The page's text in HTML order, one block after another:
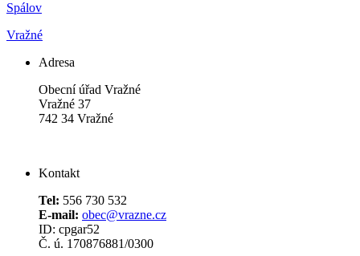
Spálov
Vražné
Adresa
Obecní úřad Vražné
Vražné 37
742 34 Vražné
Kontakt
Tel: 556 730 532
E-mail: obec@vrazne.cz
ID: cpgar52
Č. ú. 170876881/0300